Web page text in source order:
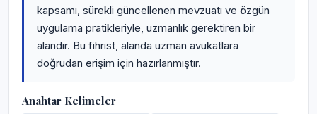
kapsamı, sürekli güncellenen mevzuatı ve özgün
uygulama pratikleriyle, uzmanlık gerektiren bir
alandır. Bu fihrist, alanda uzman avukatlara
doğrudan erişim için hazırlanmıştır.
Anahtar Kelimeler